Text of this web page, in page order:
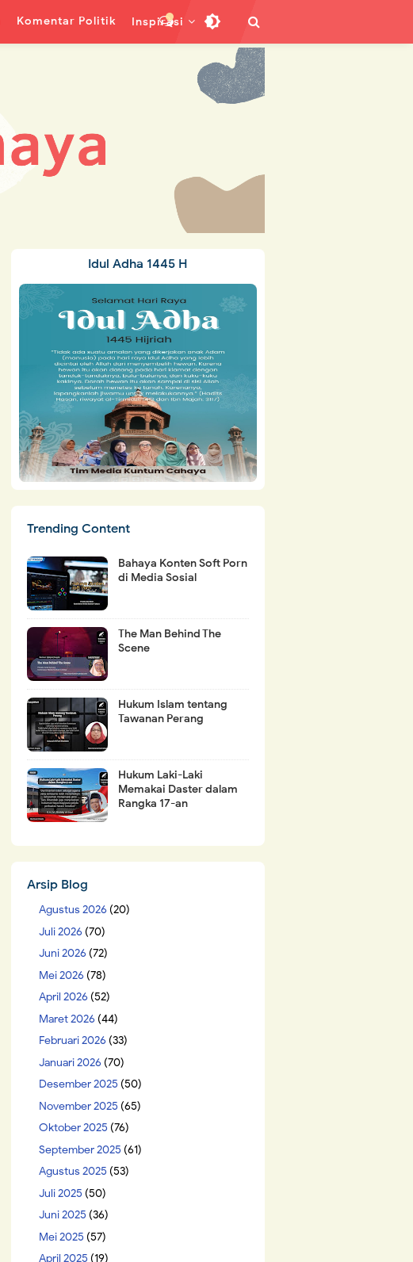
Komentar Politik Inspirasi
Idul Adha 1445 H
Trending Content
Bahaya Konten Soft Porn
di Media Sosial
The Man Behind The
Scene
Hukum Islam tentang
Tawanan Perang
Hukum Laki-Laki
Memakai Daster dalam
Rangka 17-an
Arsip Blog
Agustus 2026 (20)
Juli 2026 (70)
Juni 2026 (72)
Mei 2026 (78)
April 2026 (52)
Maret 2026 (44)
Februari 2026 (33)
Januari 2026 (70)
Desember 2025 (50)
November 2025 (65)
Oktober 2025 (76)
September 2025 (61)
Agustus 2025 (53)
Juli 2025 (50)
Juni 2025 (36)
Mei 2025 (57)
April 2025 (19)